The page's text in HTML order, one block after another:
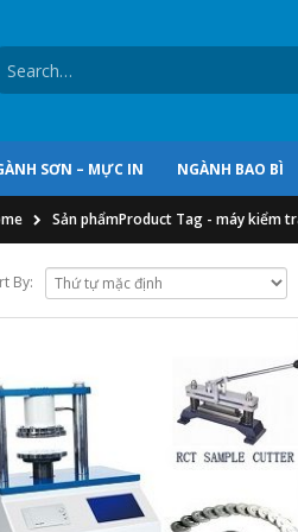
SƠN – MỰC IN NGÀNH BAO BÌ
Sản phẩmProduct Tag - máy kiểm
By: